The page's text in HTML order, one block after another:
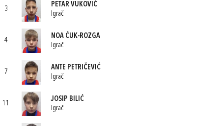
3
PETAR VUKOVIĆ
Igrač
4
NOA ĆUK-ROZGA
Igrač
7
ANTE PETRIČEVIĆ
Igrač
11
JOSIP BILIĆ
Igrač